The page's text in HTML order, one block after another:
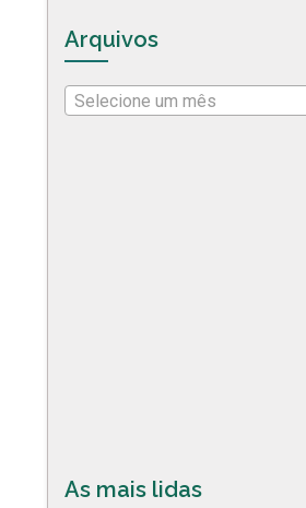
Arquivos
Selecione um mês
As mais lidas